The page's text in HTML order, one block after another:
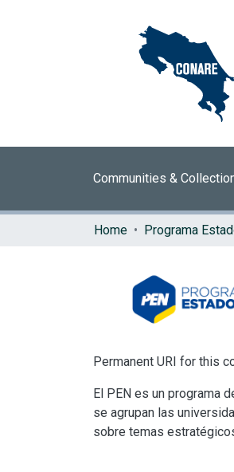
Communities &
Home
Permanent URI for this
El PEN es un programa
se agrupan las
sobre temas